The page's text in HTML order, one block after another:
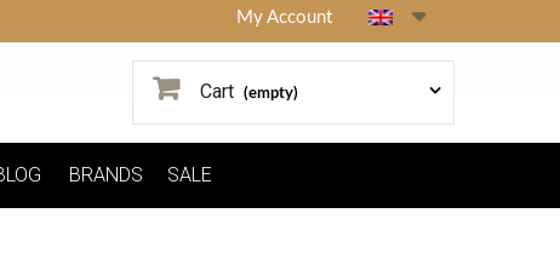
My Account
Cart (empty)
BRANDS SALE